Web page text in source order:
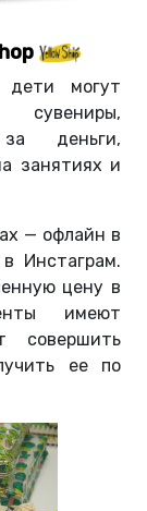
могут
сувениры,
деньги,
занятиях и
— офлайн в
Инстаграм.
цену в
имеют
совершить
ее по